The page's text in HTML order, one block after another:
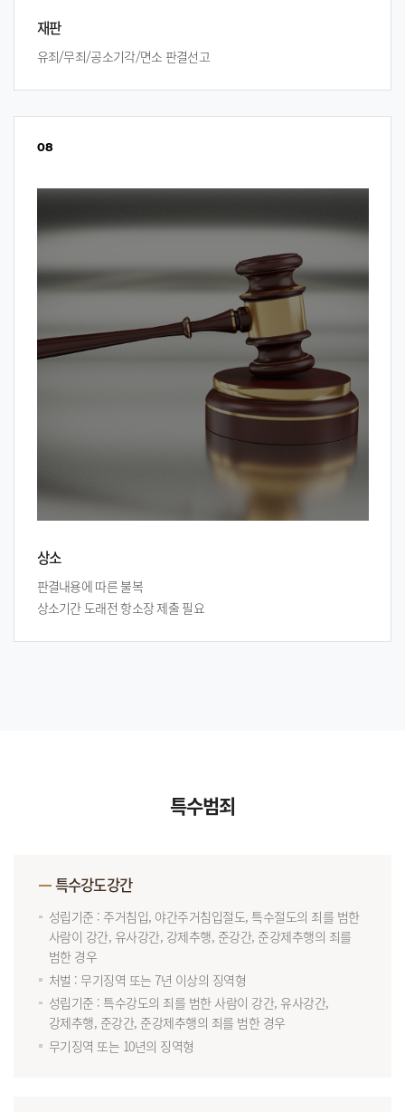
재판
유죄/무죄/공소기각/면소 판결선고
08
상소
판결내용에 따른 불복
상소기간 도래전 항소장 제출 필요
특수범죄
특수강도강간
성립기준 : 주거침입, 야간주거침입절도, 특수절도의 죄를 범한
사람이 강간, 유사강간, 강제추행, 준강간, 준강제추행의 죄를
범한 경우
처벌 : 무기징역 또는 7년 이상의 징역형
성립기준 : 특수강도의 죄를 범한 사람이 강간, 유사강간,
강제추행, 준강간, 준강제추행의 죄를 범한 경우
무기징역 또는 10년의 징역형